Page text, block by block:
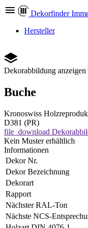
Dekorfinder
Hersteller
Dekorabbildung anzeigen
Buche
Kronoswiss
D381 (PR)
file_download
Kein Muster erhältlich
Informationen
Dekor Nr.
Dekor Bezeichnung
Dekorart
Rapport
Nächster RAL-Ton
Nächste NCS-